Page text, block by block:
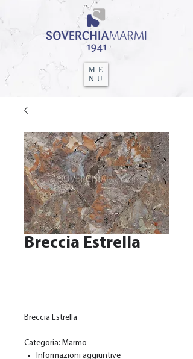
ME
NU
Breccia Estrella
Breccia Estrella
Categoria: Marmo
Informazioni aggiuntive